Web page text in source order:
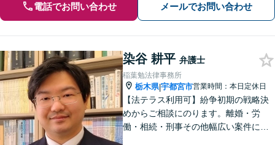
電話でお問い合わせ メールでお問い合わせ
染谷 耕平 弁護士
稲葉勉法律事務所
栃木県|宇都宮市営業時間：本日定休日
【法テラス利用可】紛争初期の戦略決
めからご相談にのります。離婚・労
働・相続・刑事その他幅広い案件につ